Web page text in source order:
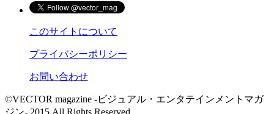
このサイトについて
プライバシーポリシー
お問い合わせ
©VECTOR magazine -ビジュアル・エンタテインメントマガ
ジン- 2015 All Rights Reserved.